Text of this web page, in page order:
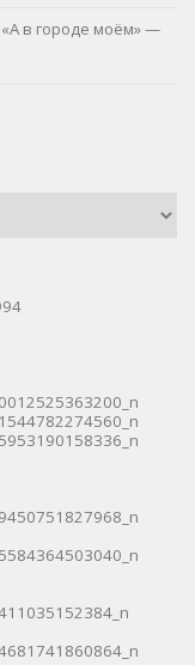
в городе моём» —